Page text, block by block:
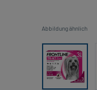
Abbildung ähnlich